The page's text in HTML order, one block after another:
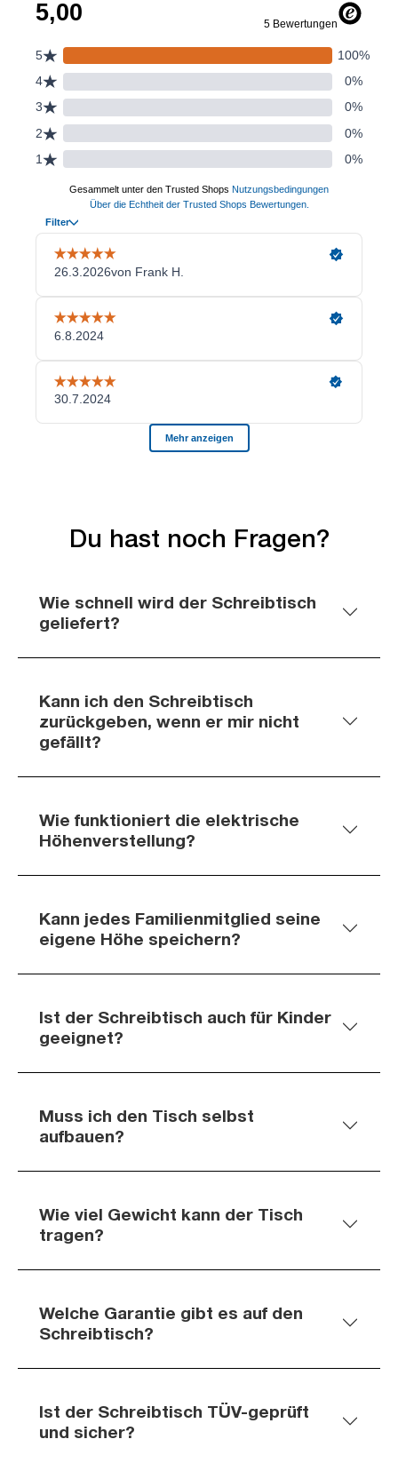
Du hast noch Fragen?
Wie schnell wird der Schreibtisch
geliefert?
Kann ich den Schreibtisch
zurückgeben, wenn er mir nicht
gefällt?
Wie funktioniert die elektrische
Höhenverstellung?
Kann jedes Familienmitglied seine
eigene Höhe speichern?
Ist der Schreibtisch auch für Kinder
geeignet?
Muss ich den Tisch selbst
aufbauen?
Wie viel Gewicht kann der Tisch
tragen?
Welche Garantie gibt es auf den
Schreibtisch?
Ist der Schreibtisch TÜV-geprüft
und sicher?